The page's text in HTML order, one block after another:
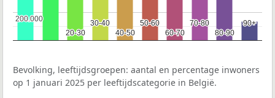
20-30
20-30
30-40
30-40
40-50
40-50
50-60
50-60
60-70
60-70
70-80
70-80
80-90
80-90
90+
90+
200.000
200.000
Bevolking, leeftijdsgroepen: aantal en percentage inwoners
op 1 januari 2025 per leeftijdscategorie in België.